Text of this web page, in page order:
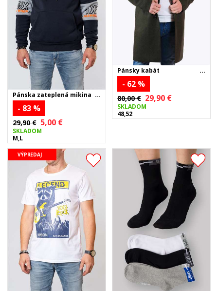
Pánska zateplená mikina
FIGHT - tmavomodrá
- 83 %
29,90 € 5,00 €
SKLADOM
M,L
Pánsky kabát
- 62 %
80,00 € 29,90 €
SKLADOM
48,52
VÝPREDAJ